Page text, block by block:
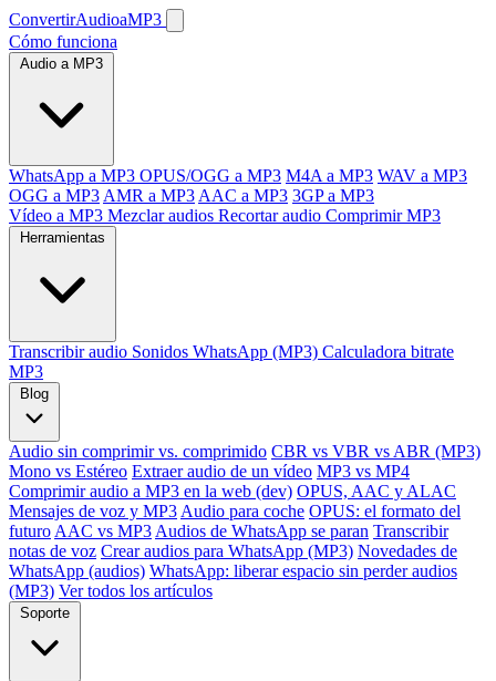
ConvertirAudioaMP3
Cómo funciona
Audio a MP3
WhatsApp a MP3 OPUS/OGG a MP3 M4A a MP3 WAV a MP3
OGG a MP3 AMR a MP3 AAC a MP3 3GP a MP3
Vídeo a MP3 Mezclar audios Recortar audio Comprimir MP3
Herramientas
Transcribir audio Sonidos WhatsApp (MP3) Calculadora bitrate
MP3
Blog
Audio sin comprimir vs. comprimido CBR vs VBR vs ABR (MP3)
Mono vs Estéreo Extraer audio de un vídeo MP3 vs MP4
Comprimir audio a MP3 en la web (dev) OPUS, AAC y ALAC
Mensajes de voz y MP3 Audio para coche OPUS: el formato del
futuro AAC vs MP3 Audios de WhatsApp se paran Transcribir
notas de voz Crear audios para WhatsApp (MP3) Novedades de
WhatsApp (audios) WhatsApp: liberar espacio sin perder audios
(MP3) Ver todos los artículos
Soporte